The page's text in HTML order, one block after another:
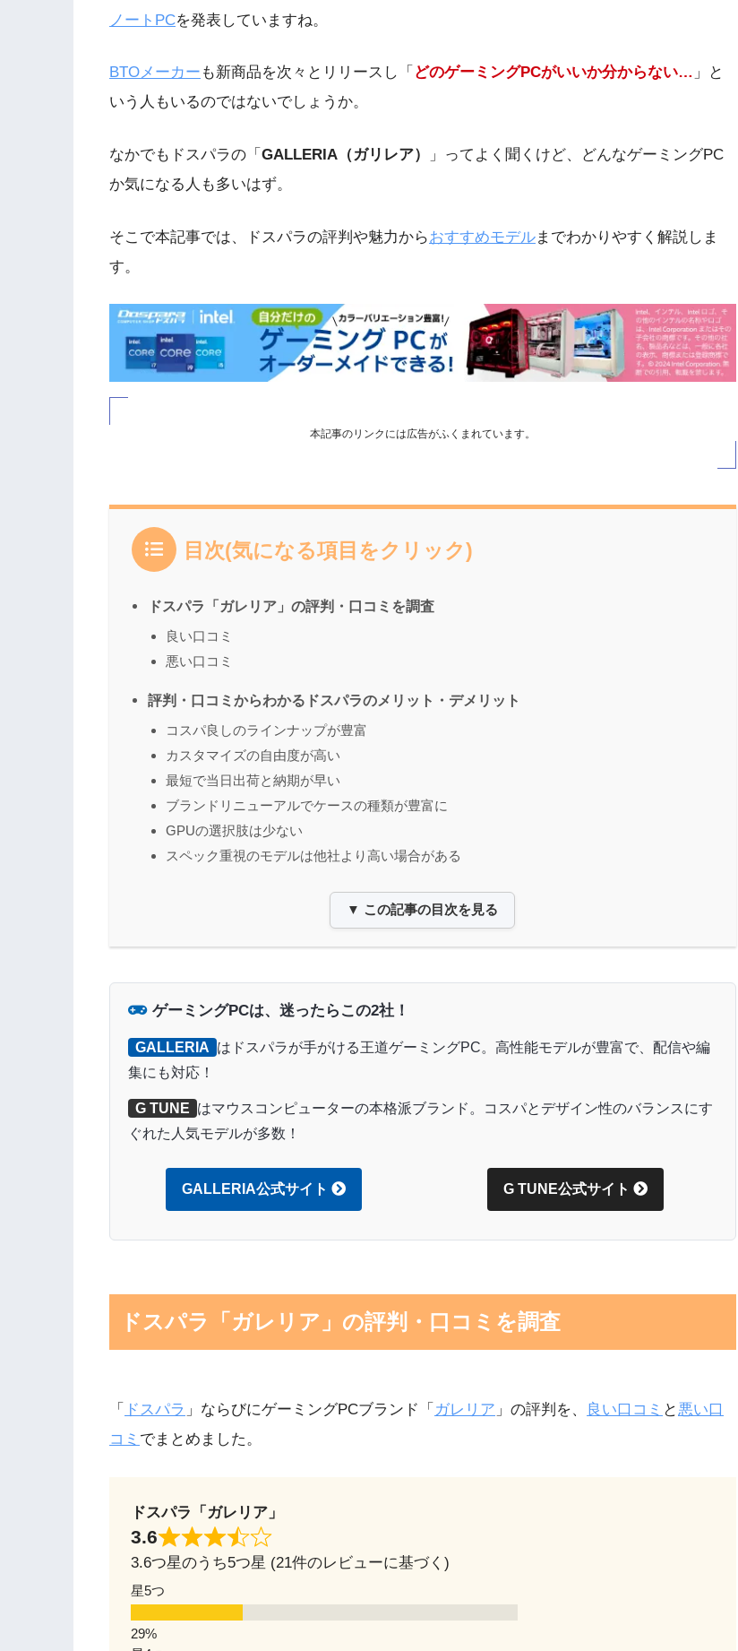
ノートPCを発表していますね。
BTOメーカー も新商品を次々とリリースし「 どのゲーミングPCがいいか分からない… 」と
いう人もいるのではないでしょうか。
なかでもドスパラの「 GALLERIA（ガリレア）
」ってよく聞くけど、どんなゲーミングPC
か気になる人も多いはず。
そこで本記事では、ドスパラの評判や魅力からおすすめモデルまでわかりやすく解説しま
す。
本記事のリンクには広告がふくまれています。
目次(気になる項目をクリック)
ドスパラ「ガレリア」の評判・口コミを調査
良い口コミ
悪い口コミ
評判・口コミからわかるドスパラのメリット・デメリット
コスパ良しのラインナップが豊富
カスタマイズの自由度が高い
最短で当日出荷と納期が早い
ブランドリニューアルでケースの種類が豊富に
GPUの選択肢は少ない
スペック重視のモデルは他社より高い場合がある
▼ この記事の目次を見る
ゲーミングPCは、迷ったらこの2社！
GALLERIA はドスパラが手がける王道ゲーミングPC。高性能モデルが豊富で、配信や編
集にも対応！
G TUNE はマウスコンピューターの本格派ブランド。コスパとデザイン性のバランスにす
ぐれた人気モデルが多数！
GALLERIA公式サイト G TUNE公式サイト
ドスパラ「ガレリア」の評判・口コミを調査
「 ドスパラ 」ならびにゲーミングPCブランド「 ガレリア 」の評判を、 良い口コミ と悪い口
コミ でまとめました。
ドスパラ「ガレリア」
3.6
3.6つ星のうち5つ星 (21件のレビューに基づく)
星5つ